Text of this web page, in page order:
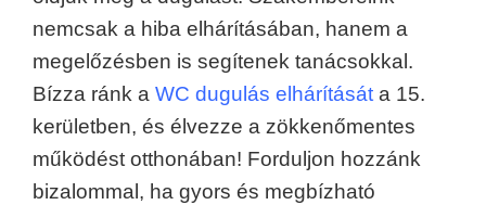
nemcsak a hiba elhárításában, hanem a
megelőzésben is segítenek tanácsokkal.
Bízza ránk a WC dugulás elhárítását a 15.
kerületben, és élvezze a zökkenőmentes
működést otthonában! Forduljon hozzánk
bizalommal, ha gyors és megbízható